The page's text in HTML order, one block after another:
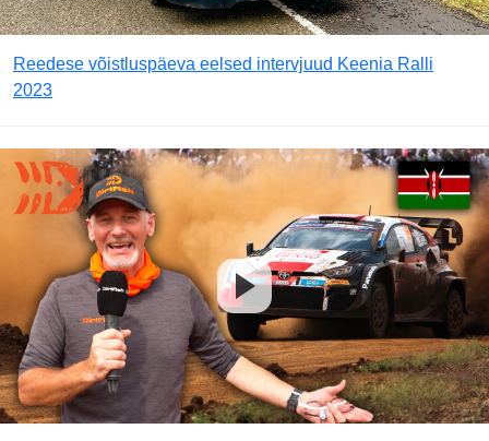
Reedese võistluspäeva eelsed intervjuud Keenia Ralli
2023